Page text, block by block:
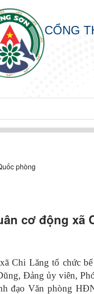
CỔNG
phòng
cơ động xã
Chi Lăng tổ chức
Đảng ủy viên,
đạo Văn phòng